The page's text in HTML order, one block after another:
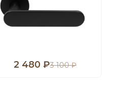
2 480 ₽3 100 ₽